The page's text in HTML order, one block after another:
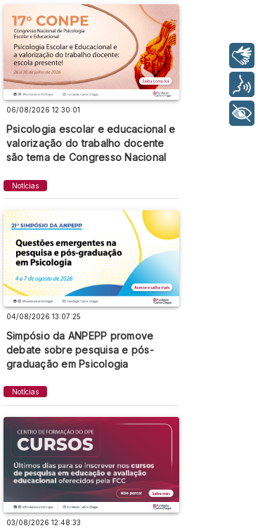
06/08/2026 12:30:01
Psicologia escolar e educacional e
valorização do trabalho docente
são tema de Congresso Nacional
Notícias
04/08/2026 13:07:25
Simpósio da ANPEPP promove
debate sobre pesquisa e pós-
graduação em Psicologia
Notícias
03/08/2026 12:48:33